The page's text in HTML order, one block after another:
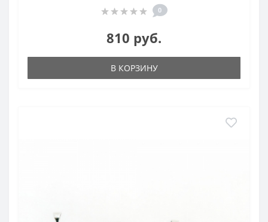
0
810 руб.
В КОРЗИНУ